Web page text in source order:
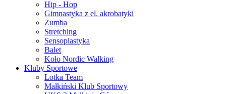
Hip - Hop
Gimnastyka z el. akrobatyki
Zumba
Stretching
Sensoplastyka
Balet
Koło Nordic Walking
Kluby Sportowe
Lotka Team
Małkiński Klub Sportowy